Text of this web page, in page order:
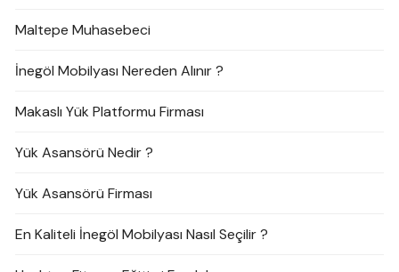
Maltepe Muhasebeci
İnegöl Mobilyası Nereden Alınır ?
Makaslı Yük Platformu Firması
Yük Asansörü Nedir ?
Yük Asansörü Firması
En Kaliteli İnegöl Mobilyası Nasıl Seçilir ?